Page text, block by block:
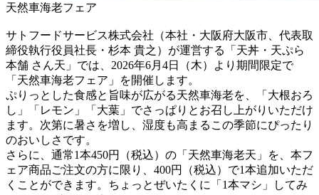
天然車海老フェア
サトフードサービス株式会社（本社・大阪府大阪市、代表取
締役執行役員社長・杉本 貴之）が運営する「天丼・天ぷら
本舗 さん天」では、2026年6月4日（木）より期間限定で
「天然車海老フェア」を開催します。
ぷりっとした食感と旨味が広がる天然車海老を、「大根おろ
し」「レモン」「大葉」でさっぱりとお召し上がりいただけ
ます。次第に暑さを増し、湿度も高まるこの季節にぴったり
のおいしさです。
さらに、通常1本450円（税込）の「天然車海老天」を、本フ
ェア商品ご注文の方に限り、400円（税込）で1本追加いただ
くことができます。ちょっとぜいたくに「1本マシ」してみ